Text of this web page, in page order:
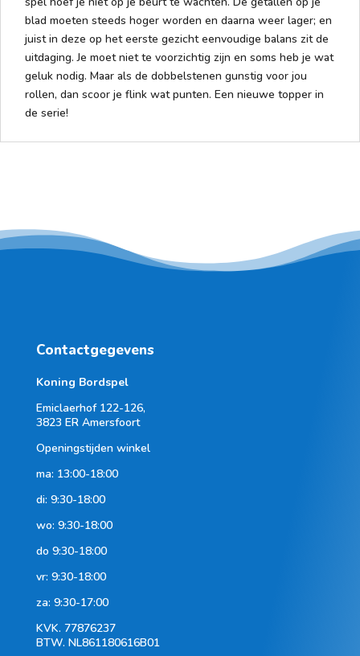
blad moeten steeds hoger worden en daarna weer lager; en
juist in deze op het eerste gezicht eenvoudige balans zit de
uitdaging. Je moet niet te voorzichtig zijn en soms heb je wat
geluk nodig. Maar als de dobbelstenen gunstig voor jou
rollen, dan scoor je flink wat punten. Een nieuwe topper in
de serie!
Contactgegevens
Koning Bordspel
Emiclaerhof 122-126,
3823 ER Amersfoort
Openingstijden winkel
ma: 13:00-18:00
di: 9:30-18:00
wo: 9:30-18:00
do 9:30-18:00
vr: 9:30-18:00
za: 9:30-17:00
KVK. 77876237
BTW. NL861180616B01